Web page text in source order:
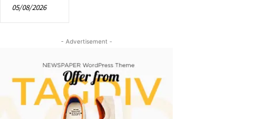
05/08/2026
- Advertisement -